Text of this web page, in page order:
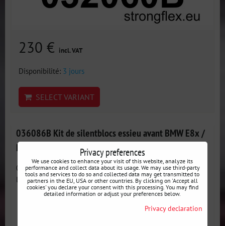
230 € incl. VAT
Disponibilité: 3 jours
SELECT VARIANT
036086B Kit de silentblocs essieu avant BMW E8x /
E9x / X1 / Z4
036086B Kit de silentblocs essieu avant - Kit pour restaurer
la...
Privacy preferences
We use cookies to enhance your visit of this website, analyze its
performance and collect data about its usage. We may use third-party
tools and services to do so and collected data may get transmitted to
partners in the EU, USA or other countries. By clicking on 'Accept all
cookies' you declare your consent with this processing. You may find
detailed information or adjust your preferences below.
Privacy declaration